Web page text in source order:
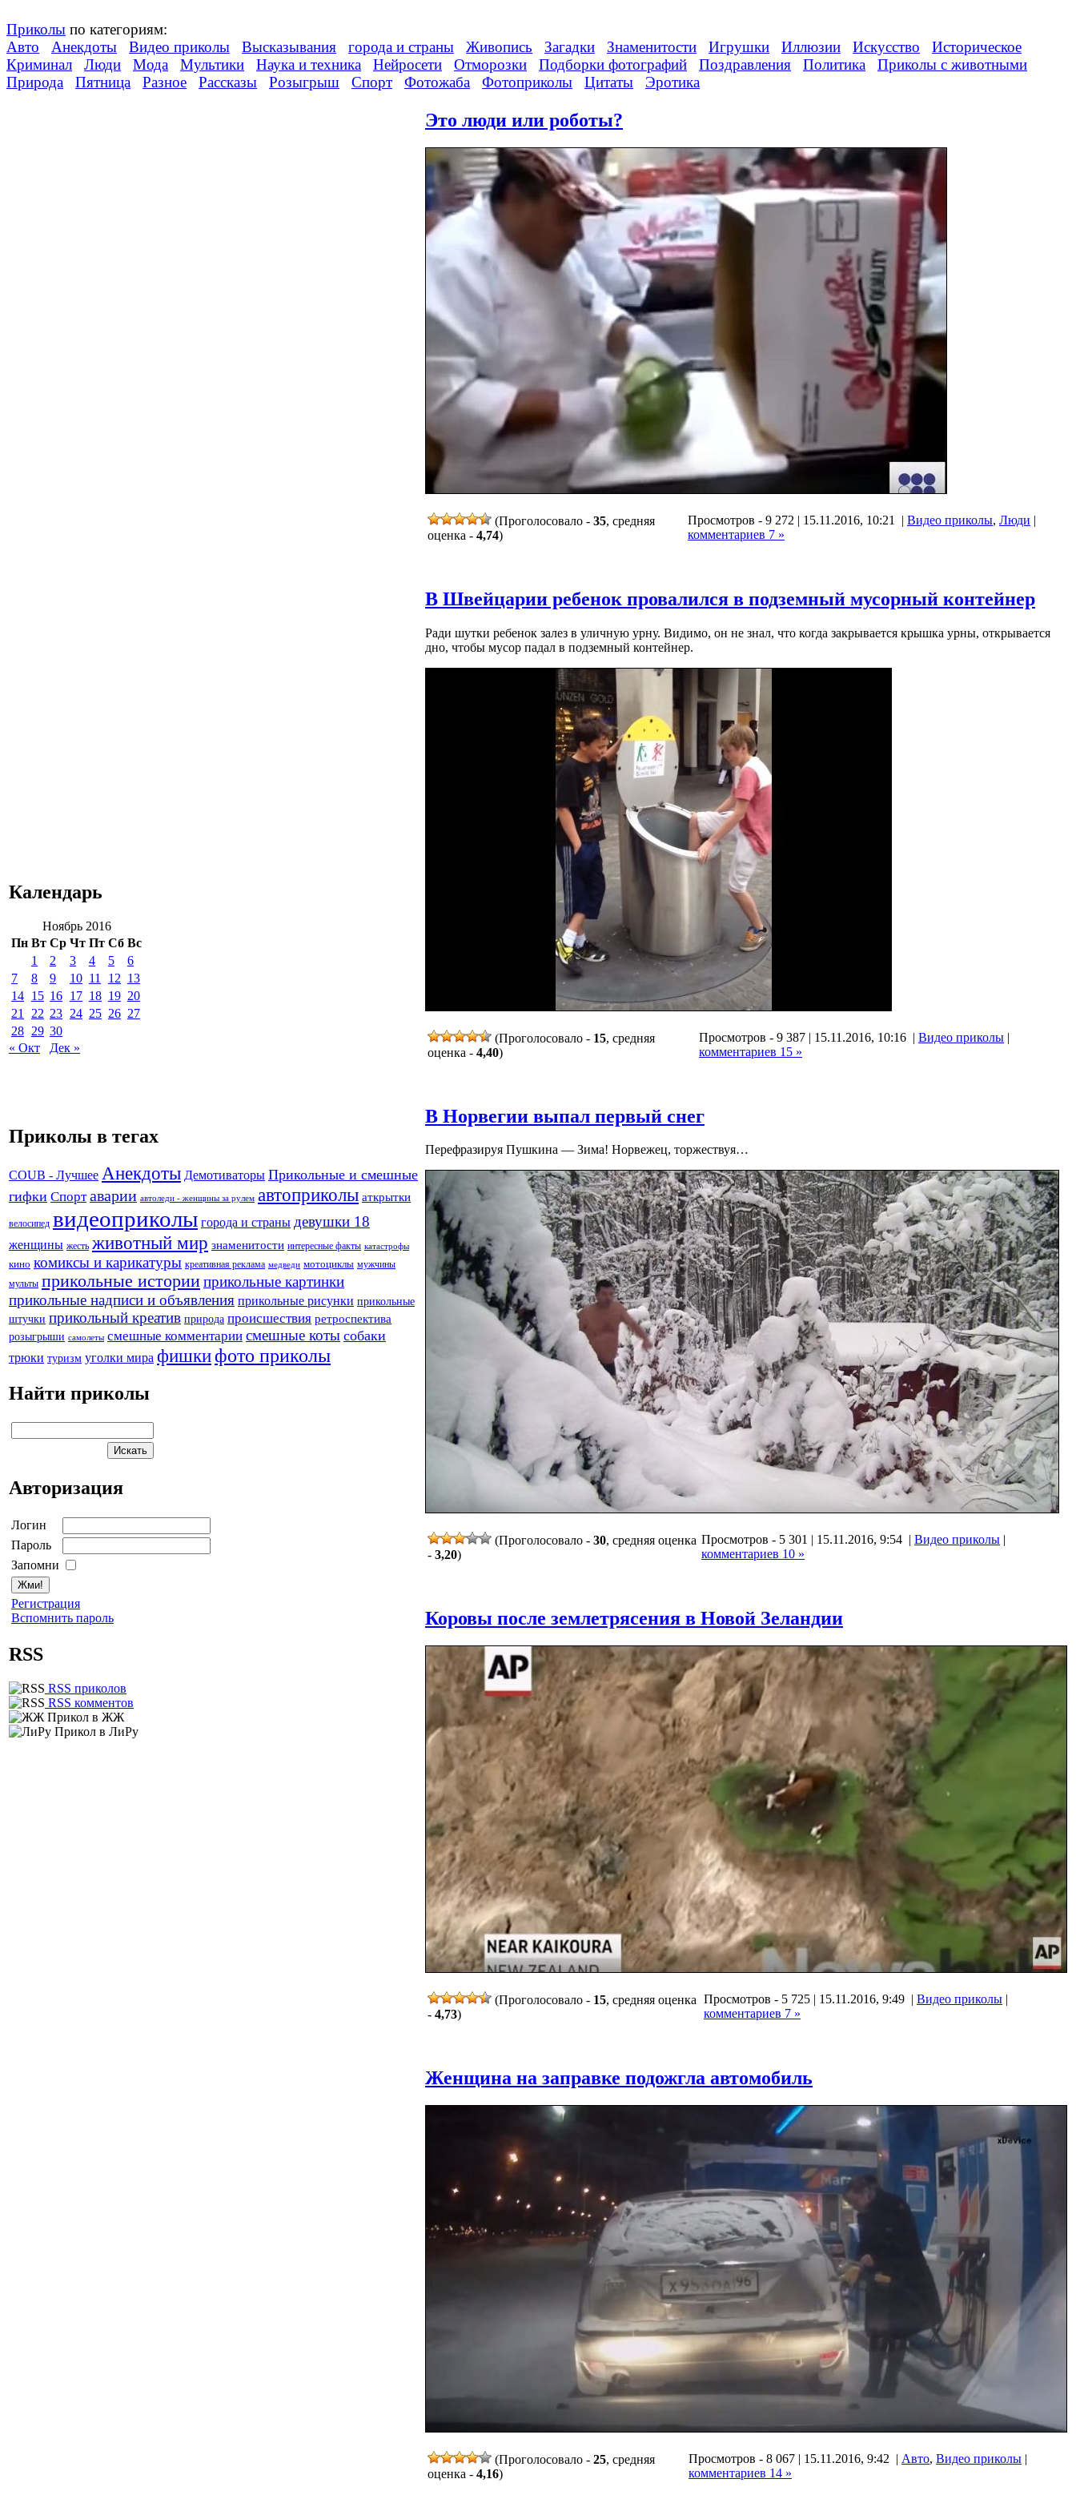
Приколы по категориям:
Авто
Анекдоты Видео приколы Высказывания города и страны Живопись Загадки Знаменитости Игрушки Иллюзии Искусство
Историческое
Криминал
Люди Мода Мультики Наука и техника Нейросети Отморозки Подборки фотографий Поздравления Политика
Приколы с животными
Природа
Пятница Разное Рассказы Розыгрыш Спорт Фотожаба Фотоприколы Цитаты Эротика
Календарь
Ноябрь 2016
Пн Вт Ср Чт Пт Сб Вс
1
2 3 4 5
6
7
8 9 10 11 12 13
14 15 16 17 18 19 20
21
22 23 24 25 26 27
28 29 30
« Окт
Дек »
Приколы в тегах
COUB - Лучшее Анекдоты Демотиваторы Прикольные и смешные
гифки Спорт аварии автоледи - женщины за рулем автоприколы аткрытки
велосипед видеоприколы города и страны девушки 18
женщины жесть животный мир знаменитости интересные факты катастрофы
кино комиксы и карикатуры креативная реклама медведи мотоциклы мужчины
мульты прикольные историиприкольные картинки
прикольные надписи и объявления прикольные рисунки прикольные
штучки прикольный креатив природа происшествия ретроспектива
розыгрыши самолеты смешные комментарии смешные коты собаки
трюки туризм уголки мира фишкифото приколы
Найти приколы
Авторизация
Логин
Пароль
Запомни
Регистрация
Вспомнить пароль
RSS
RSS приколов
RSS комментов
Прикол в ЖЖ
Прикол в ЛиРу
Это люди или роботы?
(Проголосовало - 35, средняя
оценка - 4,74)
Просмотров - 9 272 | 15.11.2016, 10:21 | Видео приколы, Люди |
комментариев 7 »
В Швейцарии ребенок провалился в подземный мусорный контейнер
Ради шутки ребенок залез в уличную урну. Видимо, он не знал, что когда закрывается крышка урны, открывается
дно, чтобы мусор падал в подземный контейнер.
(Проголосовало - 15, средняя
оценка - 4,40)
Просмотров - 9 387 | 15.11.2016, 10:16 | Видео приколы |
комментариев 15 »
В Норвегии выпал первый снег
Перефразируя Пушкина — Зима! Норвежец, торжествуя…
(Проголосовало - 30, средняя оценка
- 3,20)
Просмотров - 5 301 | 15.11.2016, 9:54 | Видео приколы |
комментариев 10 »
Коровы после землетрясения в Новой Зеландии
(Проголосовало - 15, средняя оценка
- 4,73)
Просмотров - 5 725 | 15.11.2016, 9:49 | Видео приколы |
комментариев 7 »
Женщина на заправке подожгла автомобиль
(Проголосовало - 25, средняя
оценка - 4,16)
Просмотров - 8 067 | 15.11.2016, 9:42 | Авто, Видео приколы |
комментариев 14 »